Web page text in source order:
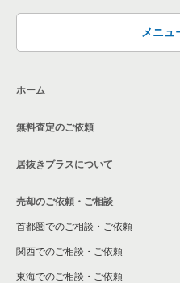
メニュ
ホーム
無料査定のご依頼
居抜きプラスについて
売却のご依頼・ご相談
首都圏でのご相談・ご依頼
関西でのご相談・ご依頼
東海でのご相談・ご依頼